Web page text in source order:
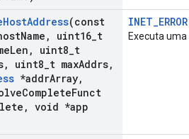
HostAddress(const
Name , uint16 t
Len , uint8 t
, uint8 t maxAddrs,
*addrArray,
CompleteFunct
, void *app
INET_ERROR
Executa